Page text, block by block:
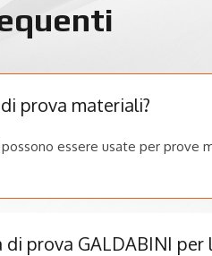
prova materiali?
essere usate per prove
prova GALDABINI per